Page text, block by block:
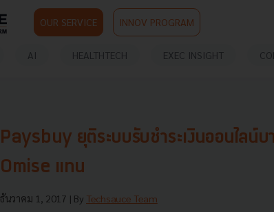
OUR SERVICE INNOV PROGRAM
AI HEALTHTECH EXEC INSIGHT
Paysbuy ยุติระบบรับชำระเงินออนไลน์บ
Omise แทน
ธันวาคม 1, 2017 | By Techsauce Team